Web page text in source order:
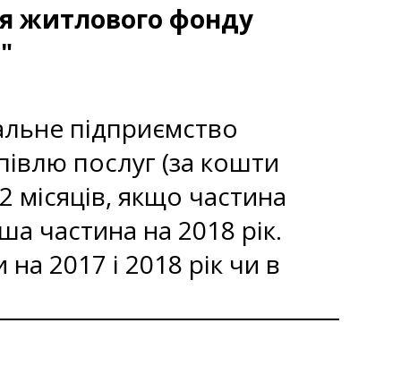
житлового фонду
підприємство
послуг (за кошти
місяців, якщо частина
частина на 2018 рік.
2017 і 2018 рік чи в